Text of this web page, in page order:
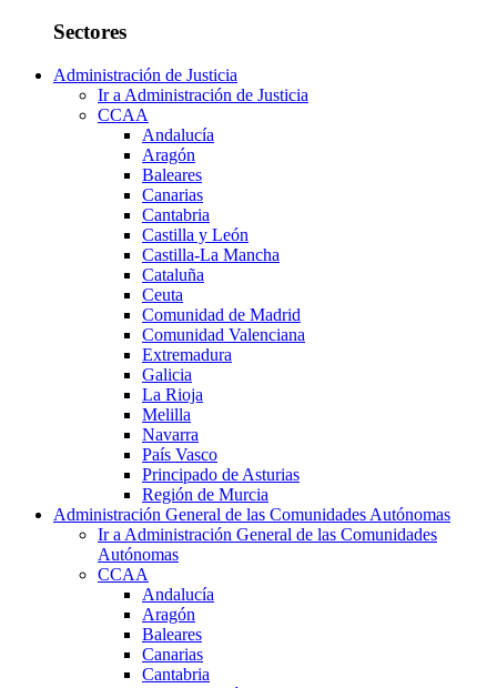
Sectores
Administración de Justicia
Ir a Administración de Justicia
CCAA
Andalucía
Aragón
Baleares
Canarias
Cantabria
Castilla y León
Castilla-La Mancha
Cataluña
Ceuta
Comunidad de Madrid
Comunidad Valenciana
Extremadura
Galicia
La Rioja
Melilla
Navarra
País Vasco
Principado de Asturias
Región de Murcia
Administración General de las Comunidades Autónomas
Ir a Administración General de las Comunidades
Autónomas
CCAA
Andalucía
Aragón
Baleares
Canarias
Cantabria